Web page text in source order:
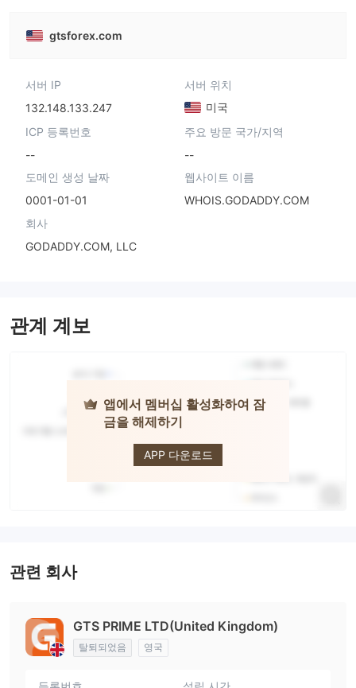
gtsforex.com
서버 IP
132.148.133.247
서버 위치
미국
ICP 등록번호
--
주요 방문 국가/지역
--
도메인 생성 날짜
0001-01-01
웹사이트 이름
WHOIS.GODADDY.COM
회사
GODADDY.COM, LLC
관계 계보
앱에서 멤버십 활성화하여 잠
금을 해제하기
APP 다운로드
GTS
관련 회사
GTS PRIME LTD(United Kingdom)
탈퇴되었음 영국